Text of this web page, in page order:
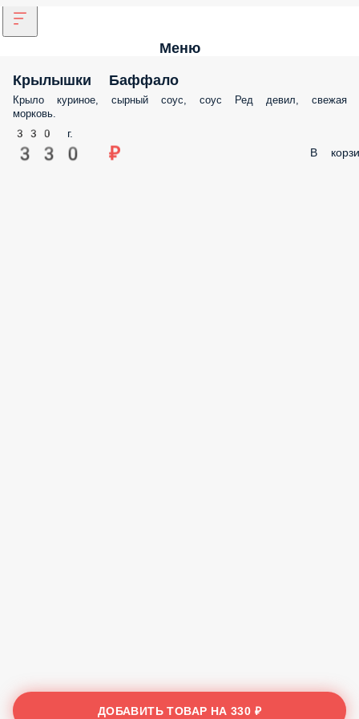
Меню
Крылышки Баффало
Крыло куриное, сырный соус, соус Ред девил, свежая
морковь.
330 г.
330 ₽ В
ДОБАВИТЬ ТОВАР НА 330 ₽